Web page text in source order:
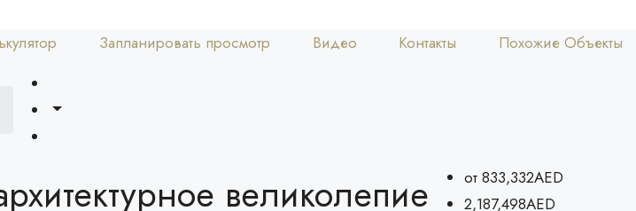
Запланировать просмотр Видео Контакты Похожие Объекты
великолепие от 833,332AED
2,187,498AED